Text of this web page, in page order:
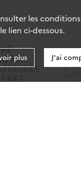
les
lien ci-dessous.
plus J'ai